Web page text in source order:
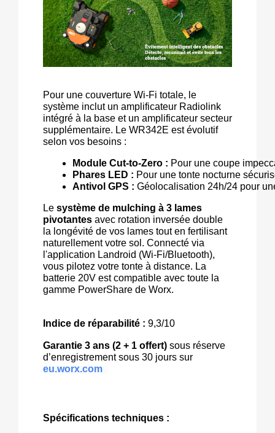
Pour une couverture Wi-Fi totale, le
système inclut un amplificateur Radiolink
intégré à la base et un amplificateur secteur
supplémentaire. Le WR342E est évolutif
selon vos besoins :
Module Cut-to-Zero : Pour une coupe
Phares LED : Pour une tonte nocturne
Antivol GPS : Géolocalisation 24h/24 pour
Le système de mulching à 3 lames
pivotantes avec rotation inversée double
la longévité de vos lames tout en fertilisant
naturellement votre sol. Connecté via
l'application Landroid (Wi-Fi/Bluetooth),
vous pilotez votre tonte à distance. La
batterie 20V est compatible avec toute la
gamme PowerShare de Worx.
Indice de réparabilité : 9,3/10
Garantie 3 ans (2 + 1 offert) sous réserve
eu.worx.com
Spécifications techniques :